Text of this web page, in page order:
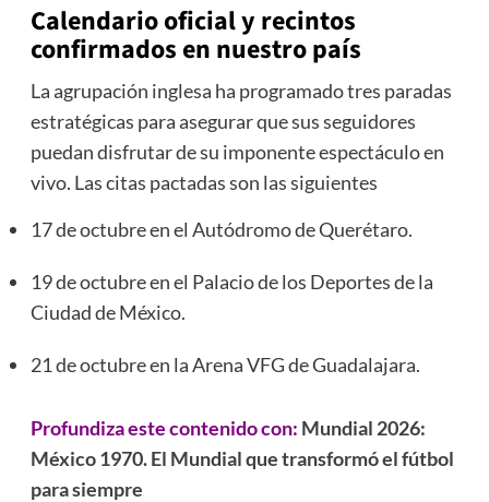
Calendario oficial y recintos
confirmados en nuestro país
La agrupación inglesa ha programado tres paradas
estratégicas para asegurar que sus seguidores
puedan disfrutar de su imponente espectáculo en
vivo. Las citas pactadas son las siguientes
17 de octubre en el Autódromo de Querétaro.
19 de octubre en el Palacio de los Deportes de la
Ciudad de México.
21 de octubre en la Arena VFG de Guadalajara.
Profundiza este contenido con: Mundial 2026:
México 1970. El Mundial que transformó el fútbol
para siempre